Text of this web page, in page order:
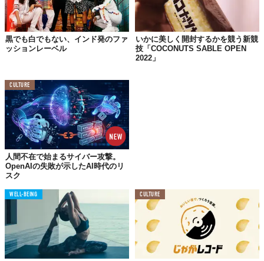
黒でも白でもない、インド発のファ
ッションレーベル
いかに美しく開封するかを競う新競
技「COCONUTS SABLE OPEN
2022」
CULTURE
人間不在で始まるサイバー攻撃。
OpenAIの失敗が示したAI時代のリ
スク
WELL-BEING CULTURE